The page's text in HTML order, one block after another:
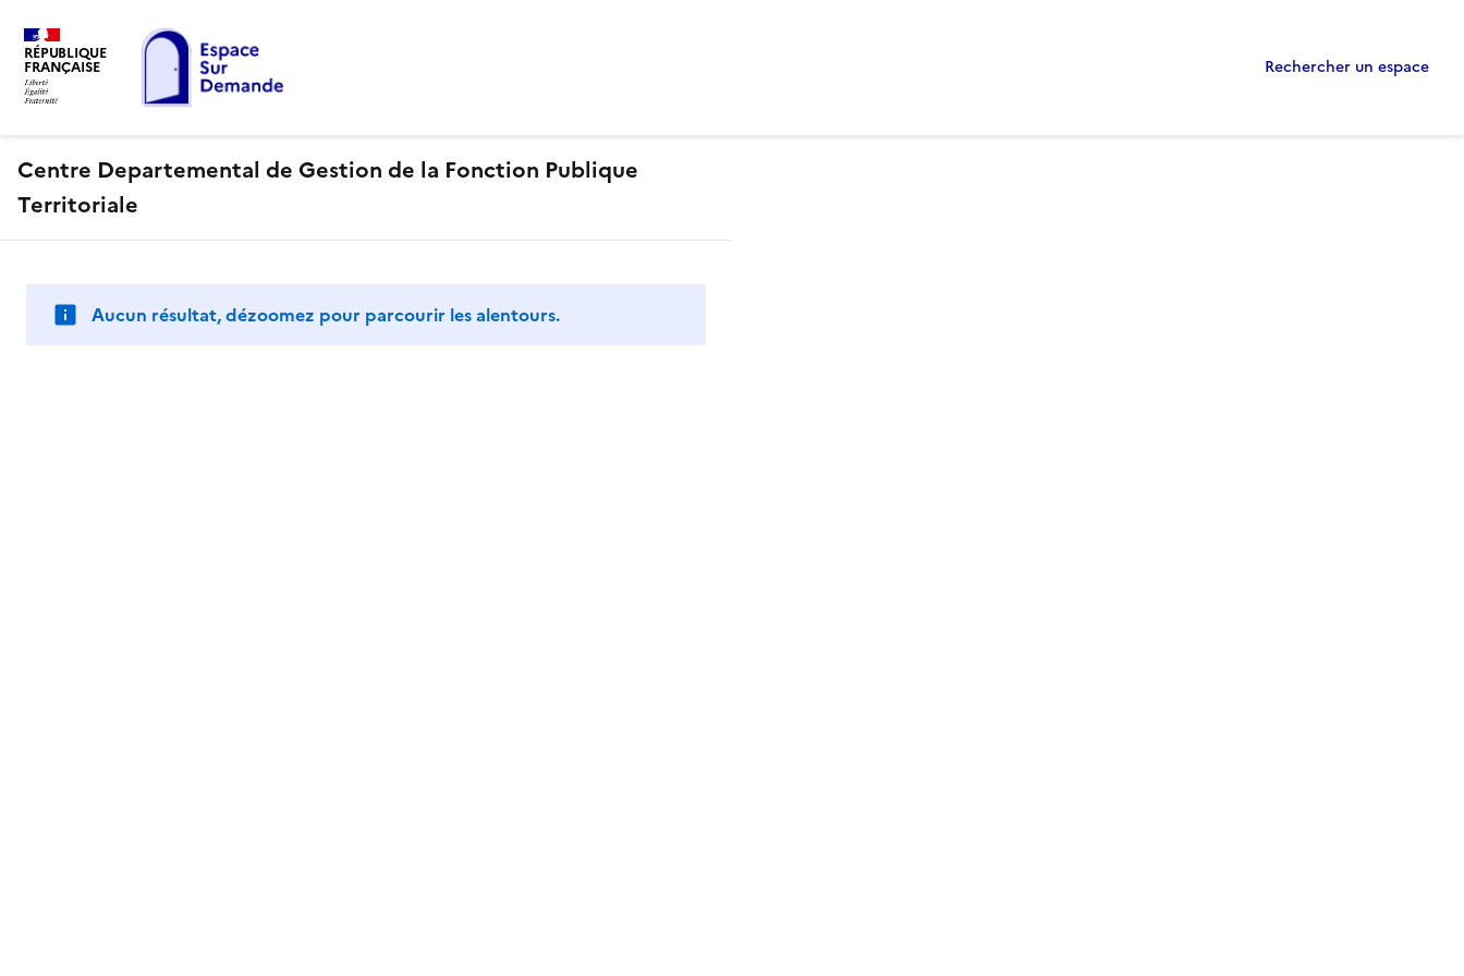
RÉPUBLIQUE
FRANÇAISE Rechercher un espace
Centre Departemental de Gestion de la Fonction Publique
Territoriale
Aucun résultat, dézoomez pour parcourir les alentours.